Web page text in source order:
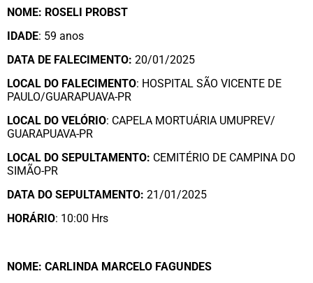
NOME: ROSELI PROBST
IDADE: 59 anos
DATA DE FALECIMENTO: 20/01/2025
LOCAL DO FALECIMENTO: HOSPITAL SÃO VICENTE DE
PAULO/GUARAPUAVA-PR
LOCAL DO VELÓRIO: CAPELA MORTUÁRIA UMUPREV/
GUARAPUAVA-PR
LOCAL DO SEPULTAMENTO: CEMITÉRIO DE CAMPINA DO
SIMÃO-PR
DATA DO SEPULTAMENTO: 21/01/2025
HORÁRIO: 10:00 Hrs
NOME: CARLINDA MARCELO FAGUNDES